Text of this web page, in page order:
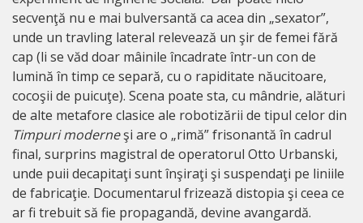
secvenţă nu e mai bulversantă ca acea din „sexator”,
unde un travling lateral relevează un şir de femei fără
cap (li se văd doar mâinile încadrate într-un con de
lumină în timp ce separă, cu o rapiditate năucitoare,
cocoşii de puicuţe). Scena poate sta, cu mândrie, alături
de alte metafore clasice ale robotizării de tipul celor din
Timpuri moderneşi are o „rimă” frisonantă în cadrul
final, surprins magistral de operatorul Otto Urbanski,
unde puii decapitaţi sunt înşiraţi şi suspendaţi pe liniile
de fabricaţie. Documentarul frizează distopia şi ceea ce
ar fi trebuit să fie propagandă, devine avangardă.